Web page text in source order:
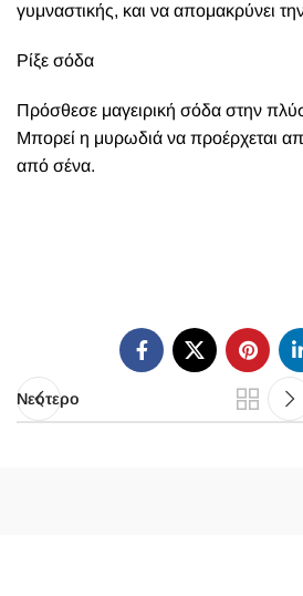
γυμναστικής, και να απομακρύνει
Ρίξε σόδα
Πρόσθεσε μαγειρική σόδα στην
Μπορεί η μυρωδιά να προέρχεται
από σένα.
Νεότερο